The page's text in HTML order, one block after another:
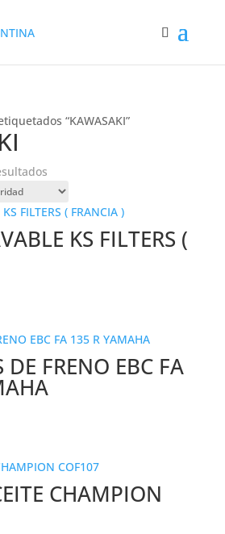
“KAWASAKI”
Ordenado
por
popularidad
KS FILTERS (
DE FRENO EBC FA
CHAMPION